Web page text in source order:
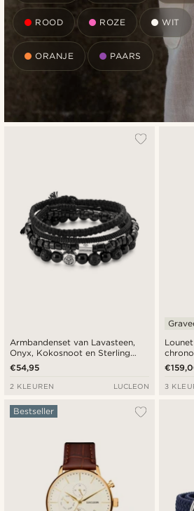
Armbandenset van Lavasteen,
Onyx, Kokosnoot en Sterling
Zilver
€54,95
2 KLEUREN LUCLEON 3
Bestseller
ROOD ROZE WIT
ORANJE PAARS